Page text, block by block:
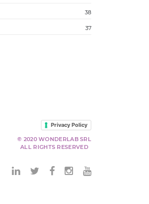
38
37
Privacy Policy
© 2020 WONDERLAB SRL
ALL RIGHTS RESERVED